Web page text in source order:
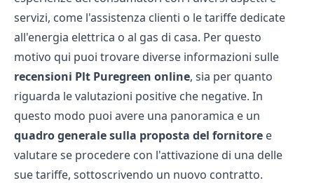
servizi, come l'assistenza clienti o le tariffe dedicate
all'energia elettrica o al gas di casa. Per questo
motivo qui puoi trovare diverse informazioni sulle
recensioni Plt Puregreen online, sia per quanto
riguarda le valutazioni positive che negative. In
questo modo puoi avere una panoramica e un
quadro generale sulla proposta del fornitore e
valutare se procedere con l'attivazione di una delle
sue tariffe, sottoscrivendo un nuovo contratto.